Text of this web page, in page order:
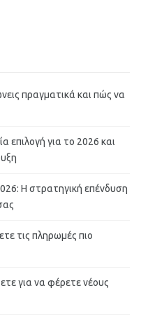
πραγματικά και πώς να
επιλογή για το 2026 και
Η στρατηγική επένδυση
τις πληρωμές πιο
για να φέρετε νέους